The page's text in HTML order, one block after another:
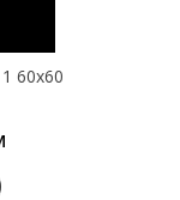
60х60